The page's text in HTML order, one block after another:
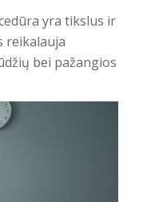
yra tikslus ir
reikalauja
bei pažangios